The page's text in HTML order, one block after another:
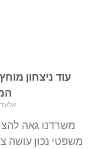
עוד ניצחון
אלעד
משרדנו גאה
משפטי נכון